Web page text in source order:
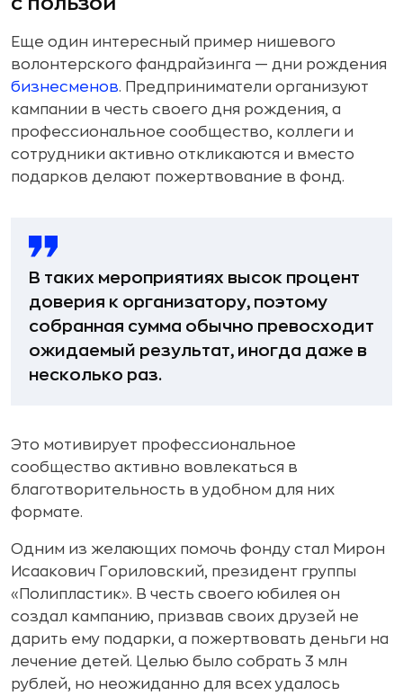
Еще один интересный пример нишевого
волонтерского фандрайзинга — дни рождения
бизнесменов. Предприниматели организуют
кампании в честь своего дня рождения, а
профессиональное сообщество, коллеги и
сотрудники активно откликаются и вместо
подарков делают пожертвование в фонд.
В таких мероприятиях высок процент
доверия к организатору, поэтому
собранная сумма обычно превосходит
ожидаемый результат, иногда даже в
несколько раз.
Это мотивирует профессиональное
сообщество активно вовлекаться в
благотворительность в удобном для них
формате.
Одним из желающих помочь фонду стал Мирон
Исаакович Гориловский, президент группы
«Полипластик». В честь своего юбилея он
создал кампанию, призвав своих друзей не
дарить ему подарки, а пожертвовать деньги на
лечение детей. Целью было собрать 3 млн
рублей, но неожиданно для всех удалось